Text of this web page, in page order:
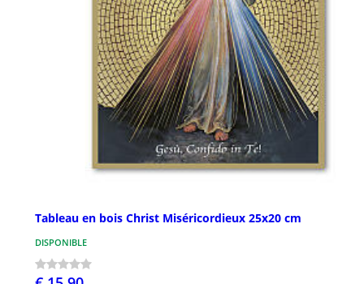
Tableau en bois Christ Miséricordieux 25x20 cm
DISPONIBLE